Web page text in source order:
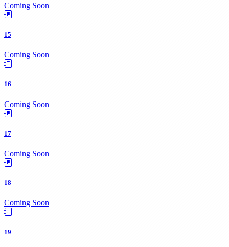
Coming Soon
15
Coming Soon
16
Coming Soon
17
Coming Soon
18
Coming Soon
19